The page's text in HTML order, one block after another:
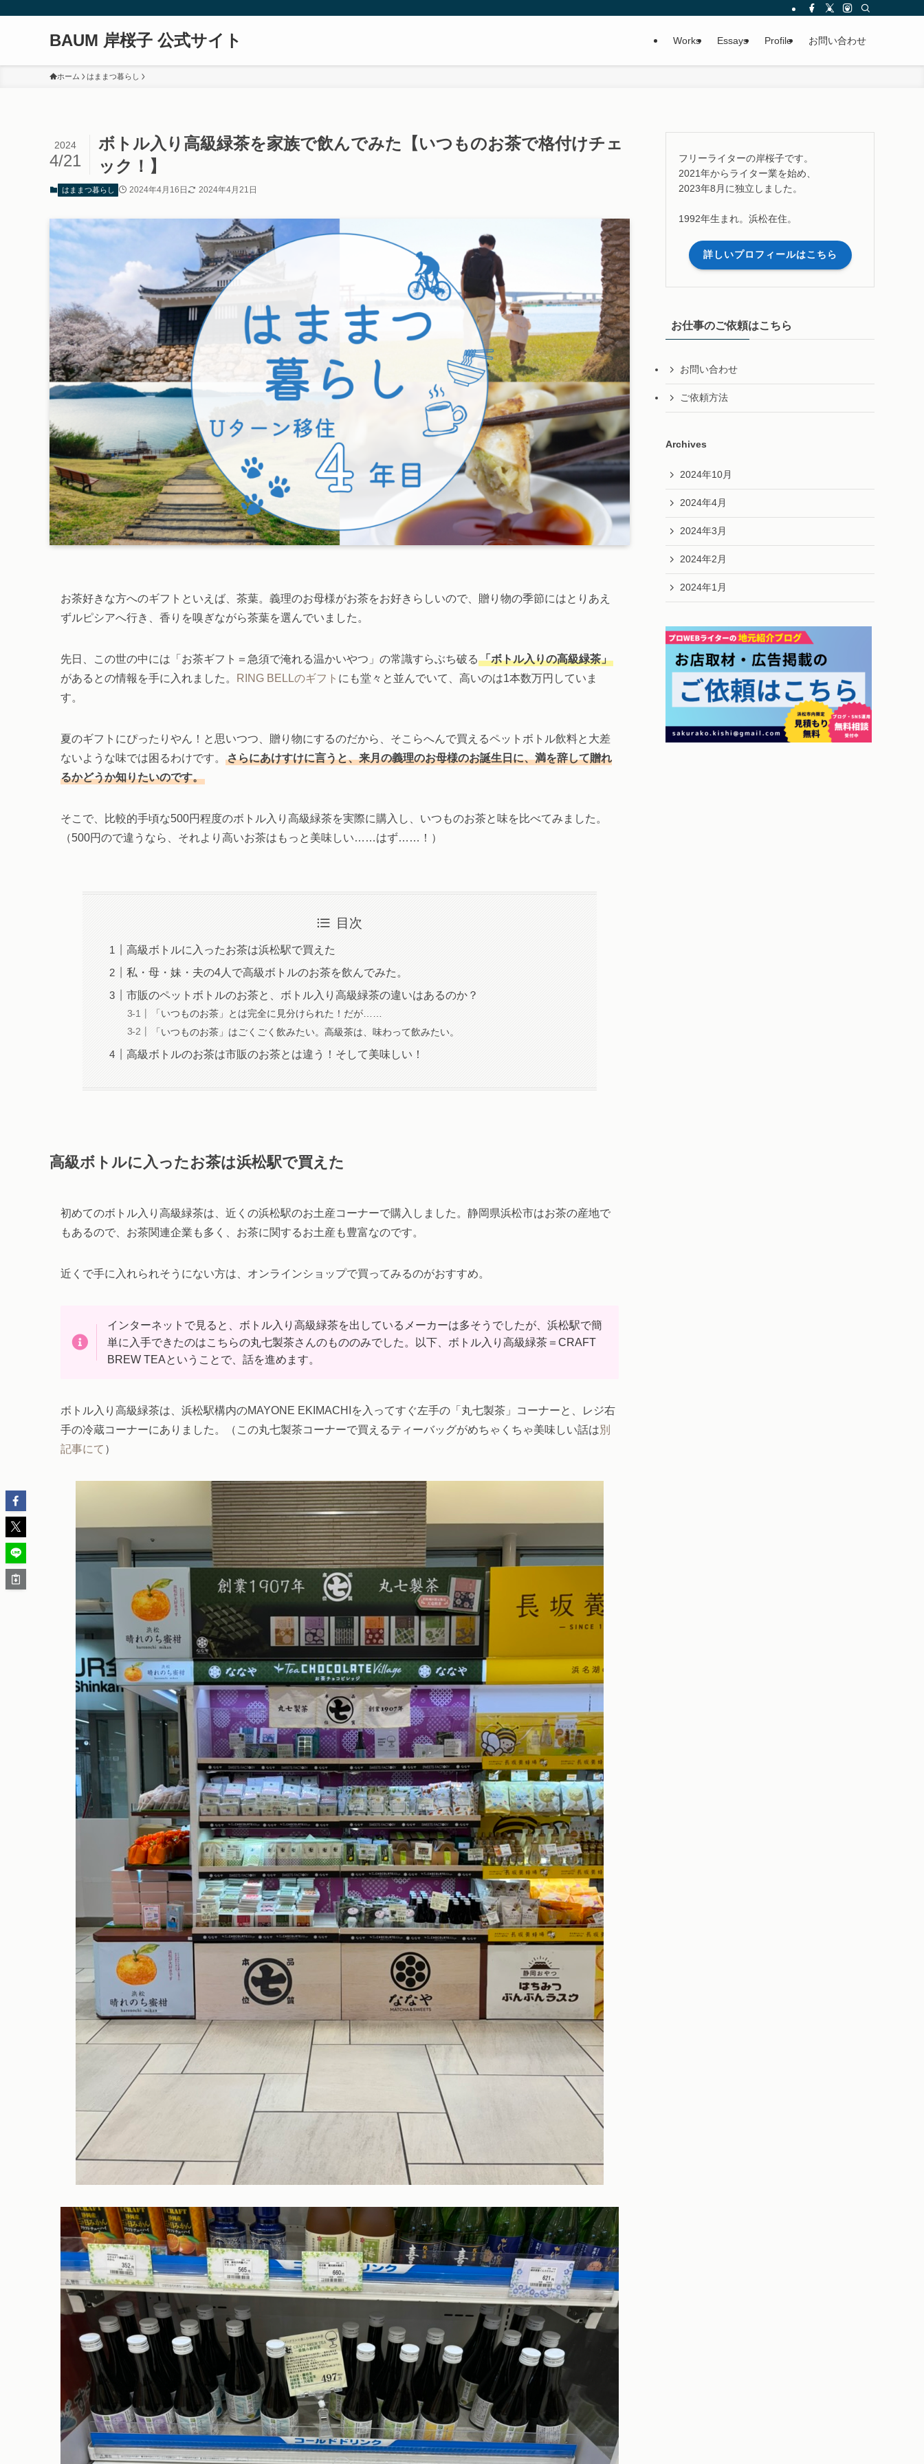
BAUM 岸桜子 公式サイト Works Essays Profile お問い合わせ
ホーム はままつ暮らし
ボトル入り高級緑茶を家族で飲んでみた【いつものお茶で格付けチェ
ック！】
2024
4/21
はままつ暮らし 2024年4月16日 2024年4月21日
お茶好きな方へのギフトといえば、茶葉。義理のお母様がお茶をお好きらしいので、贈り物の季節にはとりあえ
ずルピシアへ行き、香りを嗅ぎながら茶葉を選んでいました。
先日、この世の中には「お茶ギフト＝急須で淹れる温かいやつ」の常識すらぶち破る 「ボトル入りの高級緑茶」
があるとの情報を手に入れました。
RING BELLのギフト にも堂々と並んでいて、高いのは1本数万円していま
す。
夏のギフトにぴったりやん！と思いつつ、贈り物にするのだから、そこらへんで買えるペットボトル飲料と大差
ないような味では困るわけです。
さらにあけすけに言うと、来月の義理のお母様のお誕生日に、満を辞して贈れ
るかどうか知りたいのです。
そこで、比較的手頃な500円程度のボトル入り高級緑茶を実際に購入し、いつものお茶と味を比べてみました。
（500円ので違うなら、それより高いお茶はもっと美味しい……はず……！）
目次
高級ボトルに入ったお茶は浜松駅で買えた
私・母・妹・夫の4人で高級ボトルのお茶を飲んでみた。
市販のペットボトルのお茶と、ボトル入り高級緑茶の違いはあるのか？
「いつものお茶」とは完全に見分けられた！だが……
「いつものお茶」はごくごく飲みたい。高級茶は、味わって飲みたい。
高級ボトルのお茶は市販のお茶とは違う！そして美味しい！
高級ボトルに入ったお茶は浜松駅で買えた
初めてのボトル入り高級緑茶は、近くの浜松駅のお土産コーナーで購入しました。静岡県浜松市はお茶の産地で
もあるので、お茶関連企業も多く、お茶に関するお土産も豊富なのです。
近くで手に入れられそうにない方は、オンラインショップで買ってみるのがおすすめ。
インターネットで見ると、ボトル入り高級緑茶を出しているメーカーは多そうでしたが、浜松駅で簡
単に入手できたのはこちらの丸七製茶さんのもののみでした。以下、ボトル入り高級緑茶＝CRAFT
BREW TEAということで、話を進めます。
ボトル入り高級緑茶は、浜松駅構内のMAYONE EKIMACHIを入ってすぐ左手の「丸七製茶」コーナーと、レジ右
手の冷蔵コーナーにありました。（この丸七製茶コーナーで買えるティーバッグがめちゃくちゃ美味しい話は別
記事にて ）
フリーライターの岸桜子です。
2021年からライター業を始め、
2023年8月に独立しました。
1992年生まれ。浜松在住。
詳しいプロフィールはこちら
お仕事のご依頼はこちら
お問い合わせ
ご依頼方法
Archives
2024年10月
2024年4月
2024年3月
2024年2月
2024年1月